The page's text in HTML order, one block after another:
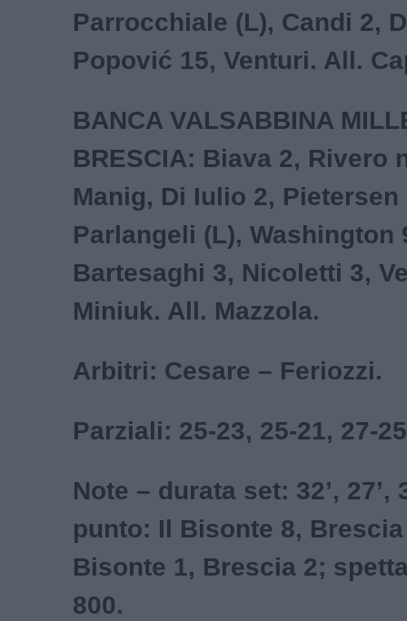
Parrocchiale (L), Candi 2,
Popović 15, Venturi. All.
BANCA VALSABBINA
BRESCIA: Biava 2, Rivero
Manig, Di Iulio 2,
Parlangeli (L), Washington
Bartesaghi 3, Nicoletti 3,
Miniuk. All. Mazzola.
Arbitri: Cesare – Feriozzi.
Parziali: 25-23, 25-21, 27-
Note – durata set: 32’, 27’,
punto: Il Bisonte 8,
Bisonte 1, Brescia 2;
800.